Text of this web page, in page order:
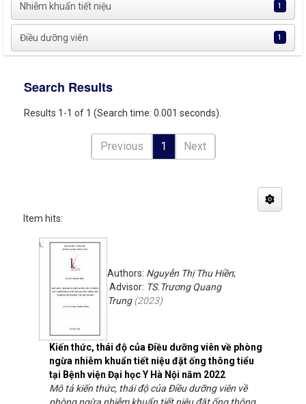
Nhiễm khuẩn tiết niệu 1
Điều dưỡng viên 1
Search Results
Results 1-1 of 1 (Search time: 0.001 seconds).
Previous 1 Next
Item hits:
Kiến thức, thái độ của Điều dưỡng viên về phòng
ngừa nhiễm khuẩn tiết niệu đặt ống thông tiểu
tại Bệnh viện Đại học Y Hà Nội năm 2022
Authors: Nguyễn Thị Thu Hiền;
Advisor: TS.Trương Quang
Trung(2023)
Mô tả kiến thức, thái độ của Điều dưỡng viên về